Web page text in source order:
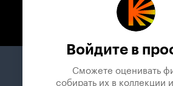
Телепрограмма
Служба поддержки
Войдите в
Сможете оценивать
собирать их в коллекции